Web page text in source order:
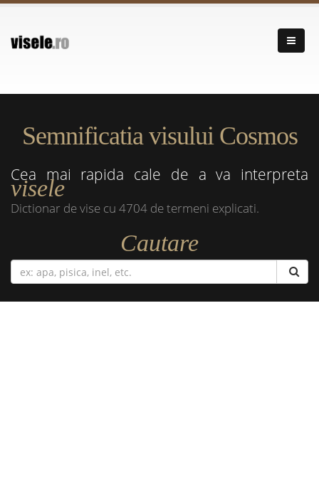
Semnificatia visului Cosmos
Cea mai rapida cale de a va interpreta
visele
Dictionar de vise cu 4704 de termeni explicati.
Cautare